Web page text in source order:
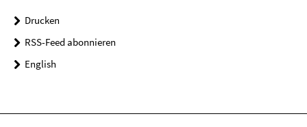
Drucken
RSS-Feed abonnieren
English